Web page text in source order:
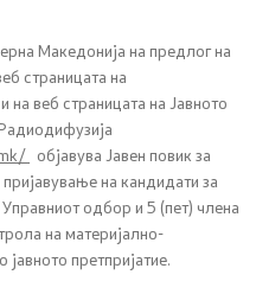
Македонија на предлог на
страницата на
и на веб страницата на Јавното
објавува Јавен повик за
пријавување на кандидати за
Управниот одбор и 5 (пет) члена
на материјално-
претпријатие.